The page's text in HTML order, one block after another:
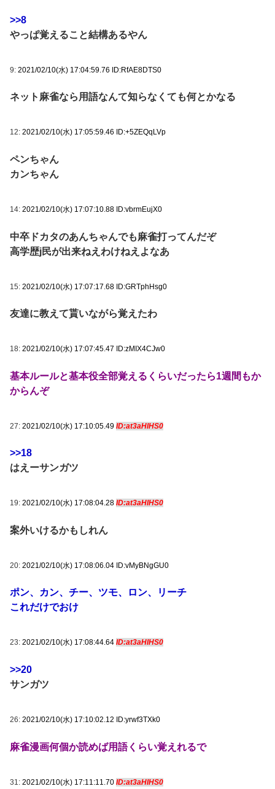
>>8
やっぱ覚えること結構あるやん
9: 2021/02/10(水) 17:04:59.76 ID:RfAE8DTS0
ネット麻雀なら用語なんて知らなくても何とかなる
12: 2021/02/10(水) 17:05:59.46 ID:+5ZEQqLVp
ペンちゃん
カンちゃん
14: 2021/02/10(水) 17:07:10.88 ID:vbrmEujX0
中卒ドカタのあんちゃんでも麻雀打ってんだぞ
高学歴j民が出来ねえわけねえよなあ
15: 2021/02/10(水) 17:07:17.68 ID:GRTphHsg0
友達に教えて貰いながら覚えたわ
18: 2021/02/10(水) 17:07:45.47 ID:zMIX4CJw0
基本ルールと基本役全部覚えるくらいだったら1週間もか
からんぞ
27: 2021/02/10(水) 17:10:05.49 ID:at3aHIHS0
>>18
はえーサンガツ
19: 2021/02/10(水) 17:08:04.28 ID:at3aHIHS0
案外いけるかもしれん
20: 2021/02/10(水) 17:08:06.04 ID:vMyBNgGU0
ポン、カン、チー、ツモ、ロン、リーチ
これだけでおけ
23: 2021/02/10(水) 17:08:44.64 ID:at3aHIHS0
>>20
サンガツ
26: 2021/02/10(水) 17:10:02.12 ID:yrwf3TXk0
麻雀漫画何個か読めば用語くらい覚えれるで
31: 2021/02/10(水) 17:11:11.70 ID:at3aHIHS0